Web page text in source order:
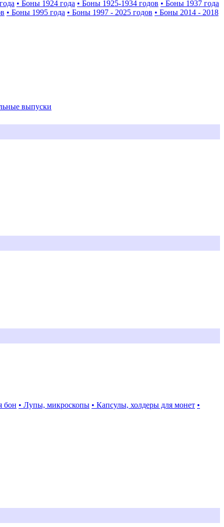
• Боны 1924 года • Боны 1925-1934 годов • Боны 1937 года
• Боны 1995 года • Боны 1997 - 2025 годов • Боны 2014 - 2018
выпуски
бон • Лупы, микроскопы • Капсулы, холдеры для монет •